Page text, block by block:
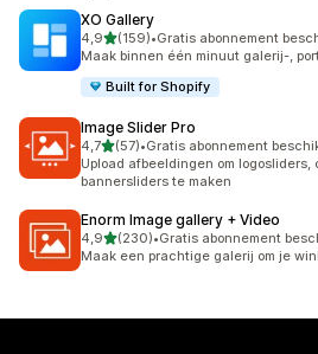
XO Gallery
4,9van 5 sterren
(159)
159 recensies in totaal
•Gratis abonnement
Maak binnen één minuut galerij-,
Built for Shopify
Image Slider Pro
4,7van 5 sterren
(57)
57 recensies in totaal
•Gratis abonnement
Upload afbeeldingen om
bannersliders te maken
Enorm Image gallery + Video
4,9van 5 sterren
(230)
230 recensies in totaal
•Gratis abonnement
Maak een prachtige galerij om je